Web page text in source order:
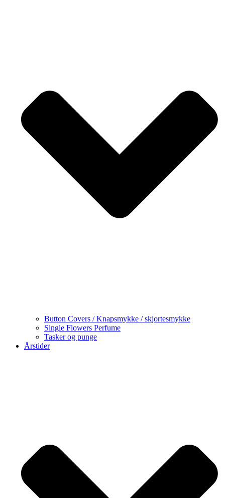
Button Covers / Knapsmykke / skjortesmykke
Single Flowers Perfume
Tasker og punge
Årstider